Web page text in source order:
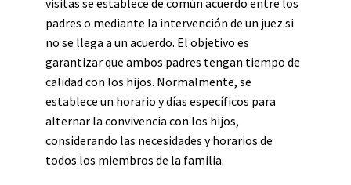
visitas se establece de común acuerdo entre los
padres o mediante la intervención de un juez si
no se llega a un acuerdo. El objetivo es
garantizar que ambos padres tengan tiempo de
calidad con los hijos. Normalmente, se
establece un horario y días específicos para
alternar la convivencia con los hijos,
considerando las necesidades y horarios de
todos los miembros de la familia.